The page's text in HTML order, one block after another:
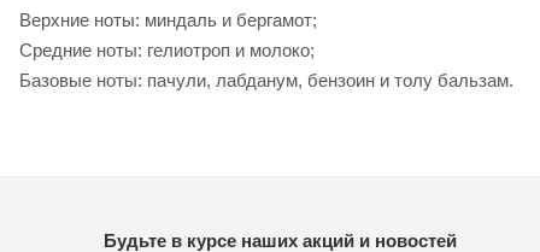
Верхние ноты: миндаль и бергамот;
Средние ноты: гелиотроп и молоко;
Базовые ноты: пачули, лабданум, бензоин и толу бальзам.
Будьте в курсе наших акций и новостей